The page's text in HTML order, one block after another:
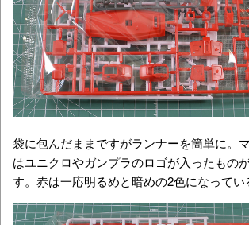
袋に包んだままですがランナーを簡単に。
はユニクロやガンプラのロゴが入ったもの
す。赤は一応明るめと暗めの2色になってい